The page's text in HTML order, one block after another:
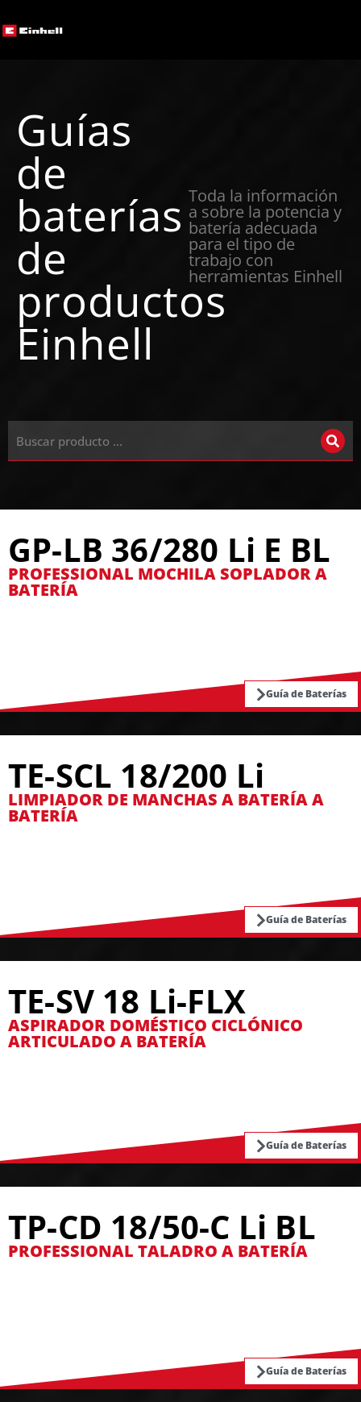
Guías
de
baterías
de
productos
Einhell
Toda la información
a sobre la potencia y
batería adecuada
para el tipo de
trabajo con
herramientas Einhell
GP-LB 36/280 Li E BL
PROFESSIONAL MOCHILA SOPLADOR A
BATERÍA
Guía de Baterías
TE-SCL 18/200 Li
LIMPIADOR DE MANCHAS A BATERÍA A
BATERÍA
Guía de Baterías
TE-SV 18 Li-FLX
ASPIRADOR DOMÉSTICO CICLÓNICO
ARTICULADO A BATERÍA
Guía de Baterías
TP-CD 18/50-C Li BL
PROFESSIONAL TALADRO A BATERÍA
Guía de Baterías